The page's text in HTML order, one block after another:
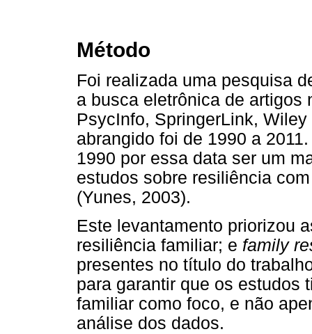
Método
Foi realizada uma pesquisa
a busca eletrônica de artigos
PsycInfo, SpringerLink,
abrangido foi de 1990 a
1990 por essa data ser um
estudos sobre resiliência
(Yunes, 2003).
Este levantamento priorizou
resiliência familiar; e family
presentes no título do
para garantir que os estudos
familiar como foco, e não
análise dos dados.